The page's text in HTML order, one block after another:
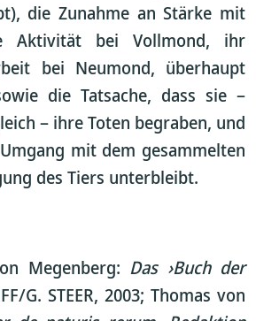
die Zunahme an Stärke mit
Aktivität bei Vollmond, ihr
bei Neumond, überhaupt
die Tatsache, dass sie –
– ihre Toten begraben, und
mit dem gesammelten
des Tiers unterbleibt.
Megenberg: Das ›Buch der
G. STEER, 2003; Thomas von